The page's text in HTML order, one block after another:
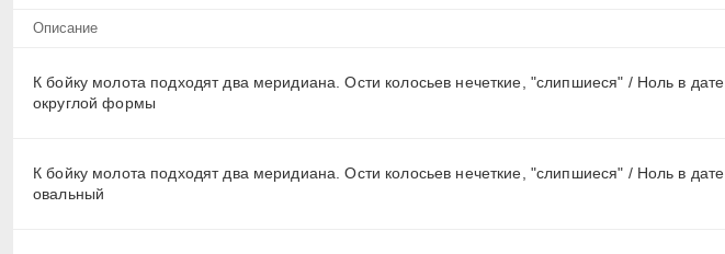
Описание
К бойку молота подходят два меридиана. Ости колосьев нечеткие, "слипшиеся" / Ноль в дате
округлой формы
К бойку молота подходят два меридиана. Ости колосьев нечеткие, "слипшиеся" / Ноль в дате
овальный